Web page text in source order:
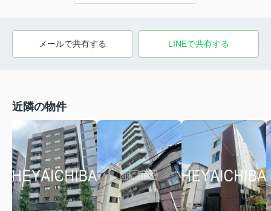
メールで共有する LINEで共有する
近隣の物件